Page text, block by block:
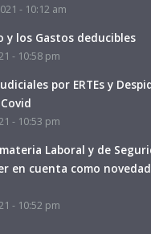
- 10:12 am
y los Gastos deducibles
- 10:58 pm
por ERTEs y
- 10:53 pm
Laboral y de
en cuenta como
- 10:52 pm